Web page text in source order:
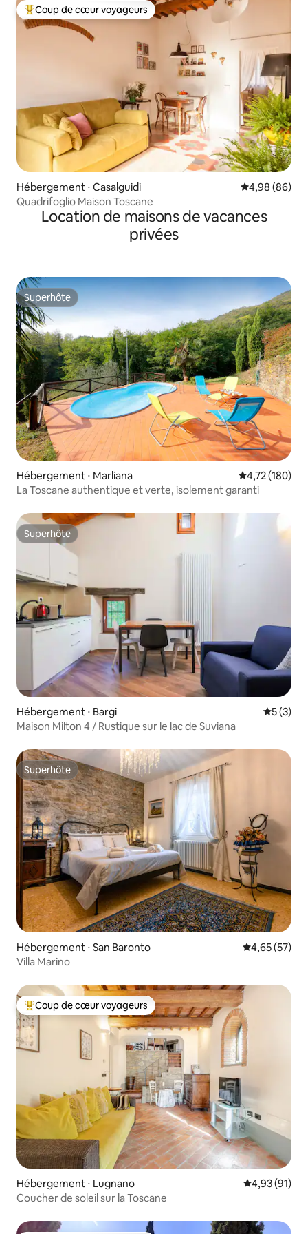
Coups de cœur voyageurs les plus appréciés
Coup de cœur voyageurs
Hébergement ⋅ Casalguidi Évaluation
4,98 (86)
Quadrifoglio Maison Toscane
Location de maisons de vacances
privées
Superhôte
Superhôte
Hébergement ⋅ Marliana Évaluation
4,72 (180)
La Toscane authentique et verte, isolement garanti
Superhôte
Superhôte
Hébergement ⋅ Bargi
5 (3)
Maison Milton 4 / Rustique sur le lac de Suviana
Superhôte
Superhôte
Hébergement ⋅ San Baronto Évaluation
4,65 (57)
Villa Marino
Coups de cœur voyageurs les plus appréciés
Coup de cœur voyageurs
Hébergement ⋅ Lugnano Évaluation
4,93 (91)
Coucher de soleil sur la Toscane